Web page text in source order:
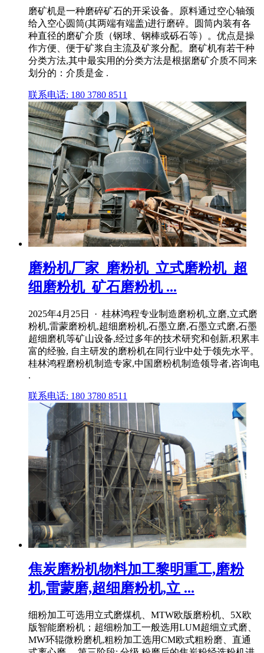
磨矿机是一种磨碎矿石的开采设备。原料通过空心轴颈
给入空心圆筒(其两端有端盖)进行磨碎。圆筒内装有各
种直径的磨矿介质（钢球、钢棒或砾石等）。优点是操
作方便、便于矿浆自主流及矿浆分配。磨矿机有若干种
分类方法,其中最实用的分类方法是根据磨矿介质不同来
划分的：介质是金 .
联系电话: 180 3780 8511
磨粉机厂家_磨粉机_立式磨粉机_超
细磨粉机_矿石磨粉机 ...
2025年4月25日 · 桂林鸿程专业制造磨粉机,立磨,立式磨
粉机,雷蒙磨粉机,超细磨粉机,石墨立磨,石墨立式磨,石墨
超细磨机等矿山设备,经过多年的技术研究和创新,积累丰
富的经验, 自主研发的磨粉机在同行业中处于领先水平。
桂林鸿程磨粉机制造专家,中国磨粉机制造领导者,咨询电
.
联系电话: 180 3780 8511
焦炭磨粉机物料加工黎明重工,磨粉
机,雷蒙磨,超细磨粉机,立 ...
细粉加工可选用立式磨煤机、MTW欧版磨粉机、5X欧
版智能磨粉机；超细粉加工一般选用LUM超细立式磨、
MW环辊微粉磨机,粗粉加工选用CM欧式粗粉磨、直通